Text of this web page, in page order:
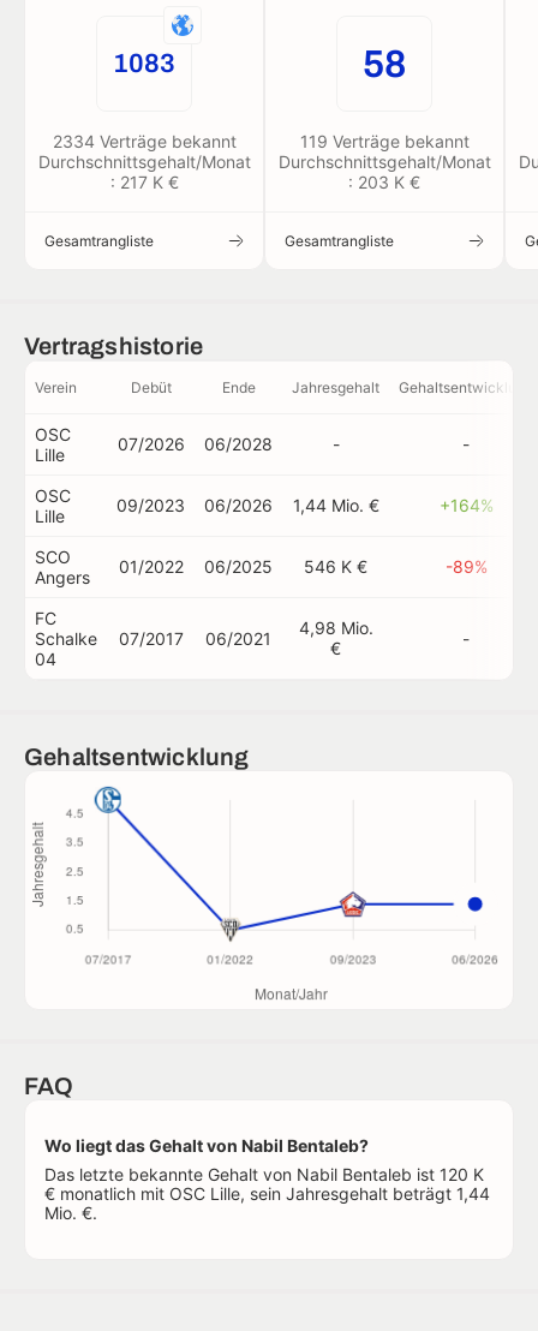
1083
2334 Verträge bekannt
Durchschnittsgehalt/Monat
: 217 K €
Gesamtrangliste
58
119 Verträge bekannt
Durchschnittsgehalt/Monat
: 203 K €
Gesamtrangliste
Vertragshistorie
Verein Debüt Ende Jahresgehalt Gehaltsentwicklung
OSC
Lille
07/2026 06/2028 - -
OSC
Lille
09/2023 06/2026 1,44 Mio. € +164%
SCO
Angers
01/2022 06/2025 546 K € -89%
FC
Schalke
04
07/2017 06/2021
4,98 Mio.
€
-
Gehaltsentwicklung
FAQ
Wo liegt das Gehalt von Nabil Bentaleb?
Das letzte bekannte Gehalt von Nabil Bentaleb ist 120 K
€ monatlich mit OSC Lille, sein Jahresgehalt beträgt 1,44
Mio. €.